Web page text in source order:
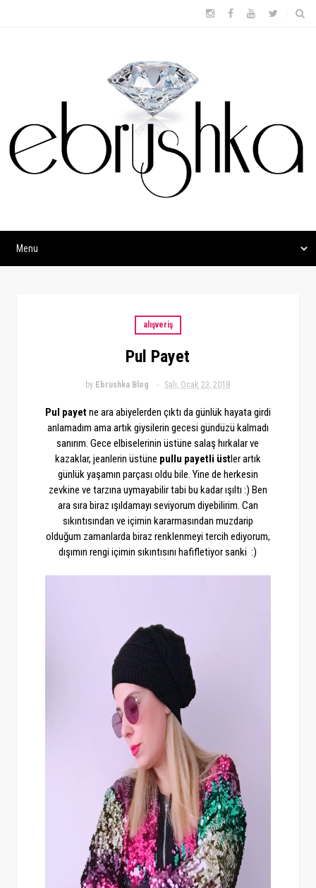
alışveriş
Pul Payet
by Ebrushka Blog Salı, Ocak 23, 2018
Pul payetne ara abiyelerden çıktı da günlük hayata girdi
anlamadım ama artık giysilerin gecesi gündüzü kalmadı
sanırım. Gece elbiselerinin üstüne salaş hırkalar ve
kazaklar, jeanlerin üstüne pullu payetli üstler artık
günlük yaşamın parçası oldu bile. Yine de herkesin
zevkine ve tarzına uymayabilir tabi bu kadar ışıltı :) Ben
ara sıra biraz ışıldamayı seviyorum diyebilirim. Can
sıkıntısından ve içimin kararmasından muzdarip
olduğum zamanlarda biraz renklenmeyi tercih ediyorum,
dışımın rengi içimin sıkıntısını hafifletiyor sanki :)